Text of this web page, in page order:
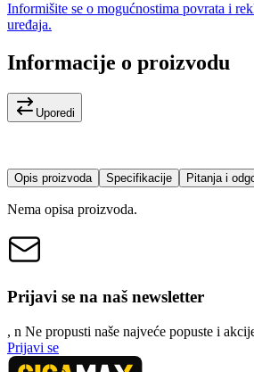
Informišite se o mogućnostima povrata i
uređaja.
Informacije o proizvodu
Uporedi
Opis proizvoda Specifikacije Pitanja i
Nema opisa proizvoda.
Prijavi se na naš newsletter
, n Ne propusti naše najveće popuste i
Prijavi se